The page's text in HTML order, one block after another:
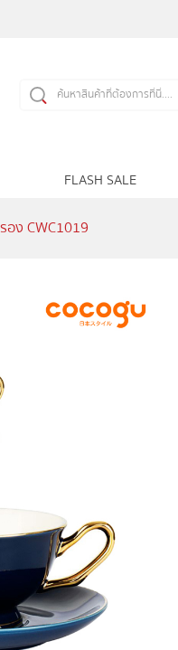
FLASH SALE
อง CWC1019